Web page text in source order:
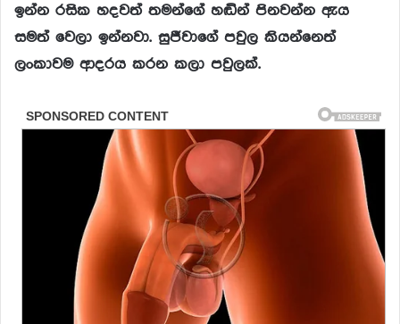
ඉන්න රසික හදවත් තමන්ගේ හඬින් පිනවන්න ඇය
සමත් වෙලා ඉන්නවා. සුජීවාගේ පවුල කියන්නෙත්
ලංකාවම ආදරය කරන කලා පවුලක්.